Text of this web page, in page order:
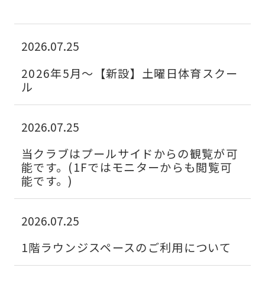
2026.07.25
2026年5月～【新設】土曜日体育スクー
ル
2026.07.25
当クラブはプールサイドからの観覧が可
能です。(1Fではモニターからも閲覧可
能です。)
2026.07.25
1階ラウンジスペースのご利用について
For
Sports
is
translated
Click